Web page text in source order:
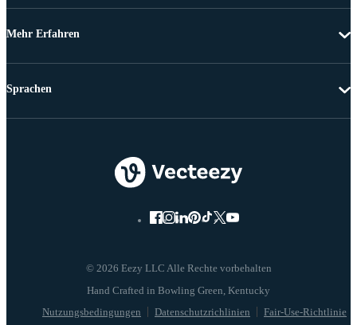
Mehr Erfahren
© 2026 Eezy LLC Alle Rechte vorbehalten
Nutzungsbedingungen Datenschutzrichlinien Fair-Use-Richtlinie
Sprachen